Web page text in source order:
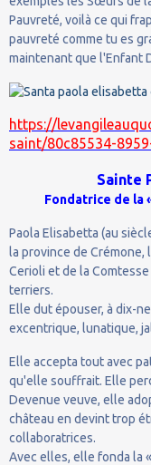
Pauvreté, voilà ce qui
pauvreté comme tu es
maintenant que l'Enfant
https://
saint/80c85534-
Sainte
Fondatrice de la
Paola Elisabetta (au
la province de Crémone,
Cerioli et de la
terriers.
Elle dut épouser, à dix-
excentrique, lunatique,
Elle accepta tout avec
qu'elle souffrait. Elle
Devenue veuve, elle
château en devint trop
collaboratrices.
Avec elles, elle fonda la «